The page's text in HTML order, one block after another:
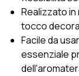
Realizzato in
tocco
Facile da
essenziale